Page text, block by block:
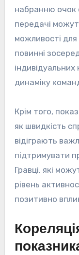
набранню очок
передачі
можливості
повинні
динаміку
Крім того,
як швидкість
відіграють
підтримувати
Гравці, які
рівень
позитивно